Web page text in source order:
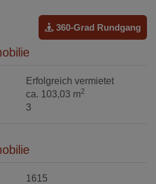
360-Grad Rundgang
Erfolgreich vermietet
ca. 103,03 m2
3
1615